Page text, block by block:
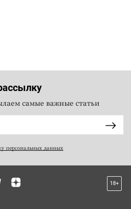
самые важные статьи
персональных данных
18+